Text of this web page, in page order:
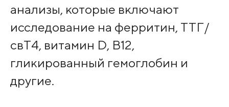
анализы, которые включают
исследование на ферритин, ТТГ/
свТ4, витамин D, B12,
гликированный гемоглобин и
другие.